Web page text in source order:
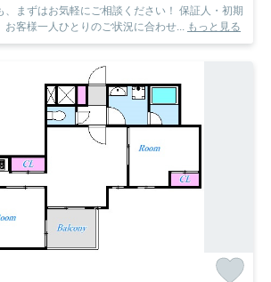
はお気軽にご相談ください！ 保証人・初期
お客様一人ひとりのご状況に合わせ... もっと見る